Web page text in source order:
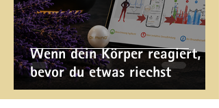
Wenn dein Körper reagiert,
bevor du etwas riechst